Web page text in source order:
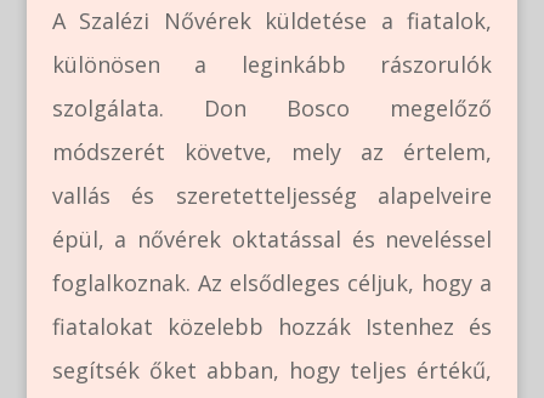
A Szalézi Nővérek küldetése a fiatalok,
különösen a leginkább rászorulók
szolgálata. Don Bosco megelőző
módszerét követve, mely az értelem,
vallás és szeretetteljesség alapelveire
épül, a nővérek oktatással és neveléssel
foglalkoznak. Az elsődleges céljuk, hogy a
fiatalokat közelebb hozzák Istenhez és
segítsék őket abban, hogy teljes értékű,